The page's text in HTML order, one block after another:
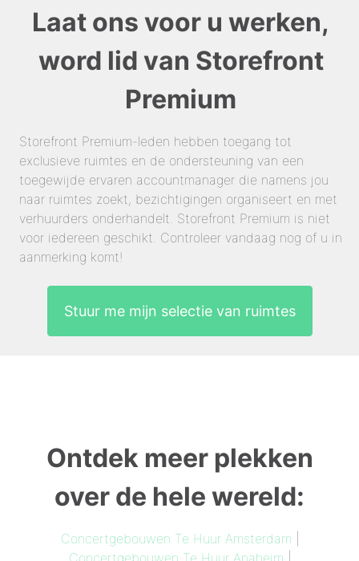
Laat ons voor u werken,
word lid van Storefront
Premium
Storefront Premium-leden hebben toegang tot
exclusieve ruimtes en de ondersteuning van een
toegewijde ervaren accountmanager die namens jou
naar ruimtes zoekt, bezichtigingen organiseert en met
verhuurders onderhandelt. Storefront Premium is niet
voor iedereen geschikt. Controleer vandaag nog of u in
aanmerking komt!
Stuur me mijn selectie van ruimtes
Ontdek meer plekken
over de hele wereld:
Concertgebouwen Te Huur Amsterdam